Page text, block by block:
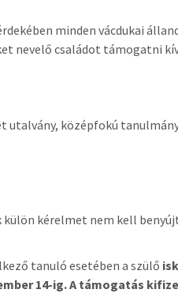
minden vácdukai
nevelő családot támogatni
utalvány, középfokú
kérelmet nem kell
tanuló esetében a szülő
14-ig. A támogatás